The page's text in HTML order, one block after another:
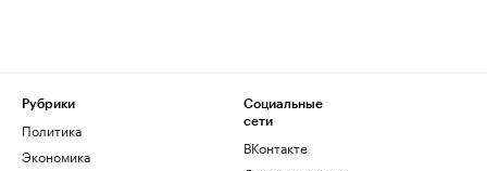
Рубрики
Политика
Экономика
Социальные
сети
ВКонтакте